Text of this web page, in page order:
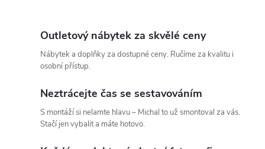
Outletový nábytek za skvělé ceny
Nábytek a doplňky za dostupné ceny. Ručíme za kvalitu i
osobní přístup.
Neztrácejte čas se sestavováním
S montáží si nelamte hlavu – Michal to už smontoval za vás.
Stačí jen vybalit a máte hotovo.